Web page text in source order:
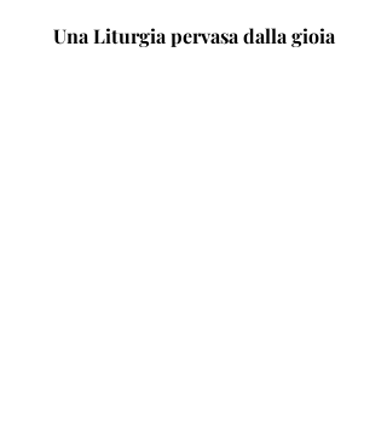
Una Liturgia pervasa dalla gioia